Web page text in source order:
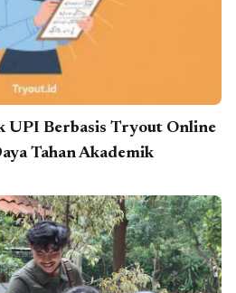
UPI Berbasis Tryout Online
Tahan Akademik